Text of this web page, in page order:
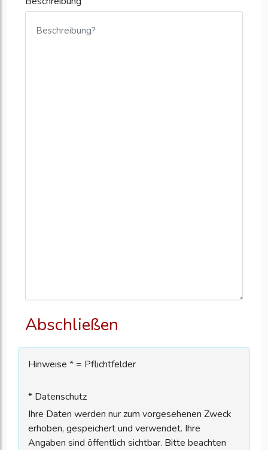
Abschließen
Hinweise * = Pflichtfelder
* Datenschutz
Ihre Daten werden nur zum vorgesehenen Zweck
erhoben, gespeichert und verwendet. Ihre
Angaben sind öffentlich sichtbar. Bitte beachten